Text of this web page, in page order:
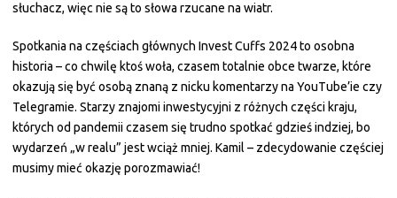
słuchacz, więc nie są to słowa rzucane na wiatr.
Spotkania na częściach głównych Invest Cuffs 2024 to osobna
historia – co chwilę ktoś woła, czasem totalnie obce twarze, które
okazują się być osobą znaną z nicku komentarzy na YouTube’ie czy
Telegramie. Starzy znajomi inwestycyjni z różnych części kraju,
których od pandemii czasem się trudno spotkać gdzieś indziej, bo
wydarzeń „w realu” jest wciąż mniej. Kamil – zdecydowanie częściej
musimy mieć okazję porozmawiać!